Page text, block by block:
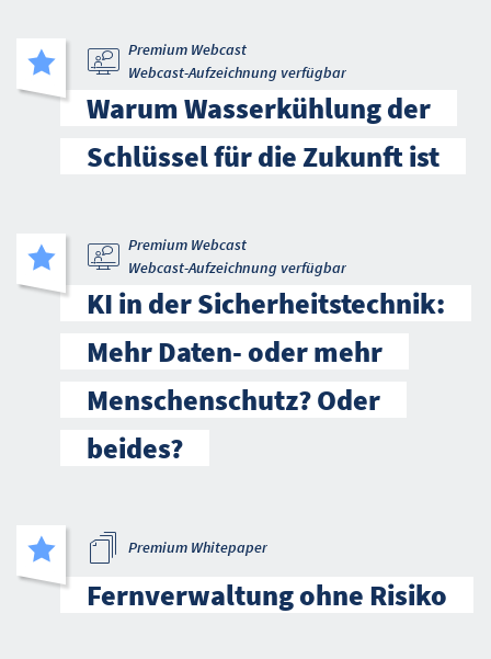
Premium Webcast
Webcast-Aufzeichnung verfügbar
Warum Wasserkühlung der
Schlüssel für die Zukunft ist
Premium Webcast
Webcast-Aufzeichnung verfügbar
KI in der Sicherheitstechnik:
Mehr Daten- oder mehr
Menschenschutz? Oder
beides?
Premium Whitepaper
Fernverwaltung ohne Risiko